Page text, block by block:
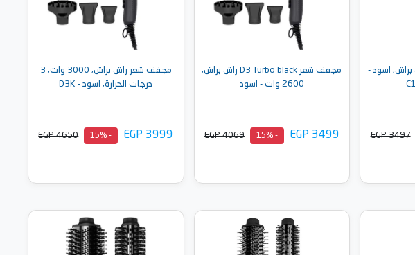
اسود -
EGP 3497
مجفف شعر D3 Turbo black راش براش،
2600 وات - اسود
EGP 3499
- 15%
EGP 4069
أضف إلى السلة
مجفف شعر راش براش، 3000 وات، 3
درجات الحرارة، اسود - D3K
EGP 3999
- 15%
EGP 4650
أضف إلى السلة